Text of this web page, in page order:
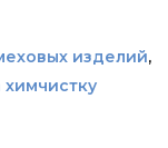
изделий,